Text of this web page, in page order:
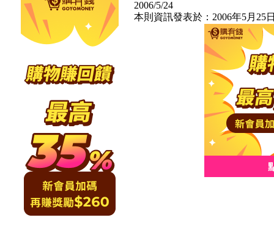
2006/5/24
本則資訊發表於：2006年5月25